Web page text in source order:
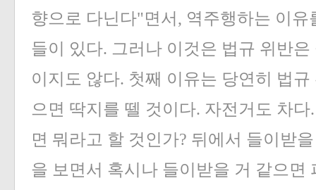
향으로 다닌다"면서, 역주행하는 이
들이 있다. 그러나 이것은 법규 위반
이지도 않다. 첫째 이유는 당연히 법
으면 딱지를 뗄 것이다. 자전거도 차
면 뭐라고 할 것인가? 뒤에서 들이받
을 보면서 혹시나 들이받을 거 같으면